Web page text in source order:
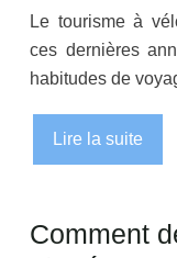
Le tourisme à
ces dernières
habitudes de
Lire la suite
Comment